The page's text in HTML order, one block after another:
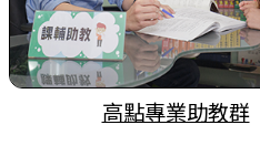
高點專業助教群